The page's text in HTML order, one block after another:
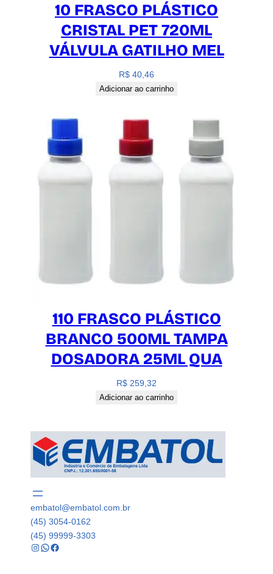
10 FRASCO PLÁSTICO
CRISTAL PET 720ML
VÁLVULA GATILHO MEL
R$ 40,46
Adicionar ao carrinho
110 FRASCO PLÁSTICO
BRANCO 500ML TAMPA
DOSADORA 25ML QUA
R$ 259,32
Adicionar ao carrinho
embatol@embatol.com.br
(45) 3054-0162
(45) 99999-3303
Instagram WhatsApp Facebook